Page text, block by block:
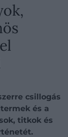
csillogás
és a
titkok és